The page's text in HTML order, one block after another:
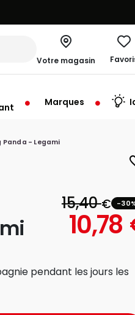
Votre magasin
à 19:30 Marques
Panda - Legami
15,40€ -
10,78
pendant les jours les